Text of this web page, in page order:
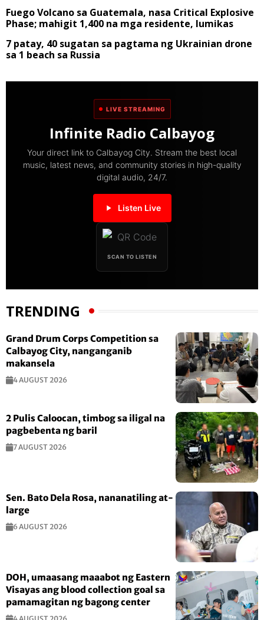
Fuego Volcano sa Guatemala, nasa Critical Explosive
Phase; mahigit 1,400 na mga residente, lumikas
7 patay, 40 sugatan sa pagtama ng Ukrainian drone
sa 1 beach sa Russia
LIVE STREAMING
Infinite Radio Calbayog
Your direct link to Calbayog City. Stream the best local
music, latest news, and community stories in high-quality
digital audio, 24/7.
Listen Live
SCAN TO LISTEN
TRENDING
Grand Drum Corps Competition sa
Calbayog City, nanganganib
makansela
4 AUGUST 2026
2 Pulis Caloocan, timbog sa iligal na
pagbebenta ng baril
7 AUGUST 2026
Sen. Bato Dela Rosa, nananatiling at-
large
6 AUGUST 2026
DOH, umaasang maaabot ng Eastern
Visayas ang blood collection goal sa
pamamagitan ng bagong center